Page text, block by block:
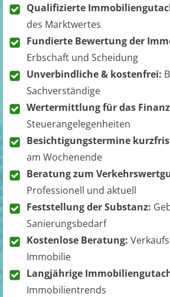
Qualifizierte
des Marktwertes
Fundierte Bewertung der
Erbschaft und Scheidung
Unverbindliche & kostenfrei:
Sachverständige
Wertermittlung für das
Steuerangelegenheiten
Besichtigungstermine
am Wochenende
Beratung zum
Professionell und aktuell
Feststellung der Substanz:
Sanierungsbedarf
Kostenlose Beratung:
Immobilie
Langjährige
Immobilientrends